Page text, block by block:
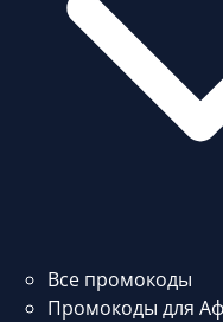
Все промокоды
Промокоды для